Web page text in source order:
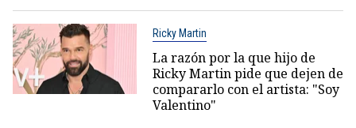
Ricky Martin
La razón por la que hijo de
Ricky Martin pide que dejen de
compararlo con el artista: "Soy
Valentino"